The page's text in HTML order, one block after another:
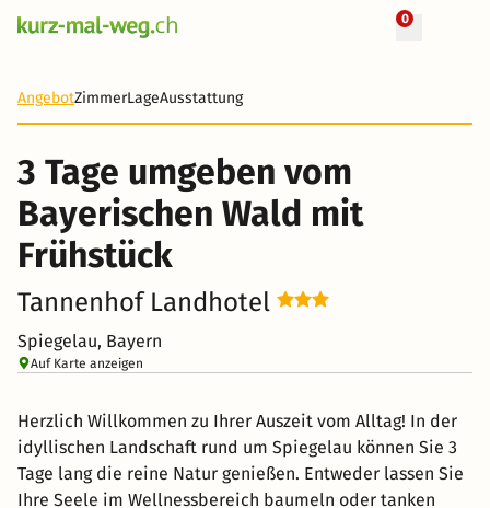
0
AngebotZimmerLageAusstattung
3 Tage umgeben vom
Bayerischen Wald mit
Frühstück
Tannenhof Landhotel
Spiegelau, Bayern
Auf Karte anzeigen
Herzlich Willkommen zu Ihrer Auszeit vom Alltag! In der
idyllischen Landschaft rund um Spiegelau können Sie 3
Tage lang die reine Natur genießen. Entweder lassen Sie
Ihre Seele im Wellnessbereich baumeln oder tanken